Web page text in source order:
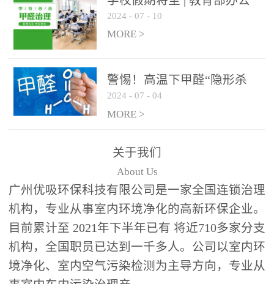
厅关于加强学校新建校舍室
内空气质量管理通知
2024 - 07 - 10
MORE >
警惕！高温下甲醛“隐形杀
手”来袭，你的家安全吗？
2024 - 07 - 04
MORE >
关于我们
About Us
广州优吸环保科技有限公司是一家全国连锁治理
机构，专业从事室内环境净化的高新环保企业。
目前累计至 2021年下半年已有 将近710多家分支
机构，全国职员已达到一千多人。公司以室内环
境净化、室内空气污染检测为主导方向，专业从